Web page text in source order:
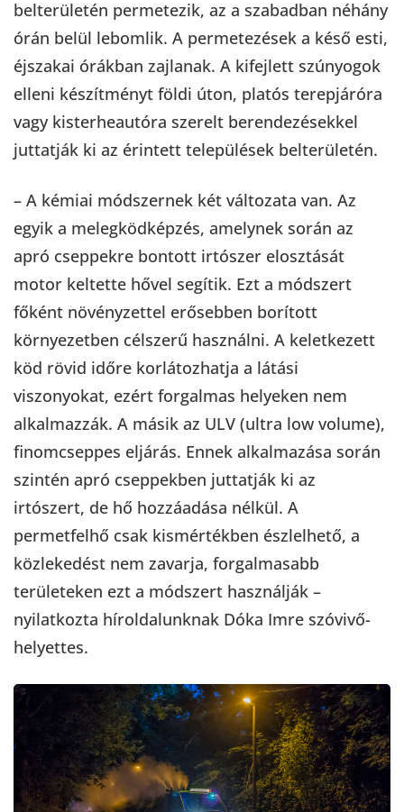
belterületén permetezik, az a szabadban néhány
órán belül lebomlik. A permetezések a késő esti,
éjszakai órákban zajlanak. A kifejlett szúnyogok
elleni készítményt földi úton, platós terepjáróra
vagy kisterheautóra szerelt berendezésekkel
juttatják ki az érintett települések belterületén.
– A kémiai módszernek két változata van. Az
egyik a melegködképzés, amelynek során az
apró cseppekre bontott irtószer elosztását
motor keltette hővel segítik. Ezt a módszert
főként növényzettel erősebben borított
környezetben célszerű használni. A keletkezett
köd rövid időre korlátozhatja a látási
viszonyokat, ezért forgalmas helyeken nem
alkalmazzák. A másik az ULV (ultra low volume),
finomcseppes eljárás. Ennek alkalmazása során
szintén apró cseppekben juttatják ki az
irtószert, de hő hozzáadása nélkül. A
permetfelhő csak kismértékben észlelhető, a
közlekedést nem zavarja, forgalmasabb
területeken ezt a módszert használják –
nyilatkozta híroldalunknak Dóka Imre szóvivő-
helyettes.